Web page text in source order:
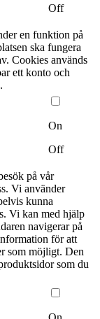
Off
en funktion på
ska fungera
Cookies används
ett konto och
On
Off
på vår
Vi använder
kunna
Vi kan med hjälp
navigerar på
för att
som möjligt. Den
som du